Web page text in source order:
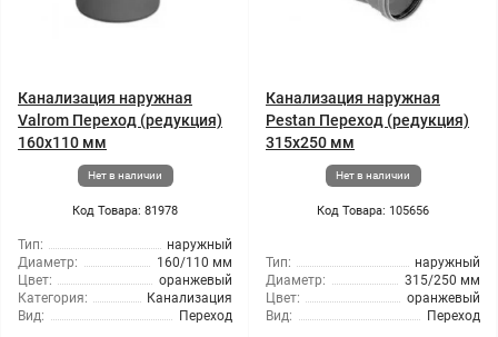
Канализация наружная
Valrom Переход (редукция)
160x110 мм
Нет в наличии
Код Товара: 81978
Тип:
наружный
Диаметр:
160/110 мм
Цвет:
оранжевый
Категория:
Канализация
Вид:
Переход
Канализация наружная
Pestan Переход (редукция)
315x250 мм
Нет в наличии
Код Товара: 105656
Тип:
наружный
Диаметр:
315/250 мм
Цвет:
оранжевый
Вид:
Переход